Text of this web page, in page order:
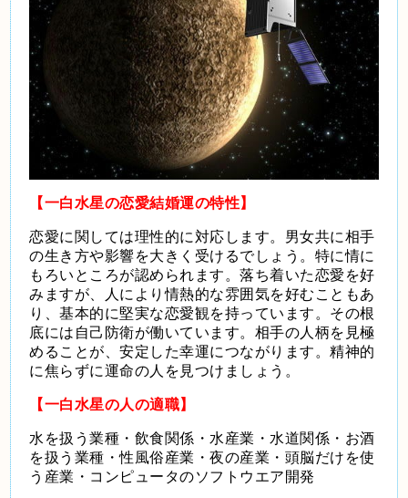
【一白水星の恋愛結婚運の特性】
恋愛に関しては理性的に対応します。男女共に相手
の生き方や影響を大きく受けるでしょう。特に情に
もろいところが認められます。落ち着いた恋愛を好
みますが、人により情熱的な雰囲気を好むこともあ
り、基本的に堅実な恋愛観を持っています。その根
底には自己防衛が働いています。相手の人柄を見極
めることが、安定した幸運につながります。精神的
に焦らずに運命の人を見つけましょう。
【一白水星の人の適職】
水を扱う業種・飲食関係・水産業・水道関係・お酒
を扱う業種・性風俗産業・夜の産業・頭脳だけを使
う産業・コンピュータのソフトウエア開発